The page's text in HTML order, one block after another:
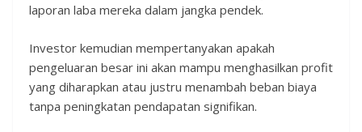
laporan laba mereka dalam jangka pendek.
Investor kemudian mempertanyakan apakah
pengeluaran besar ini akan mampu menghasilkan profit
yang diharapkan atau justru menambah beban biaya
tanpa peningkatan pendapatan signifikan.